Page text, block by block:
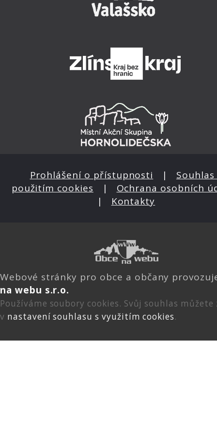
Prohlášení o přístupnosti | Souhlas
použitím cookies | Ochrana osobních
| Kontakty
Webové stránky pro obce a občany
na webu s.r.o.
Používáme soubory cookies. Svůj souhlas
v nastavení souhlasu s využitím cookies.